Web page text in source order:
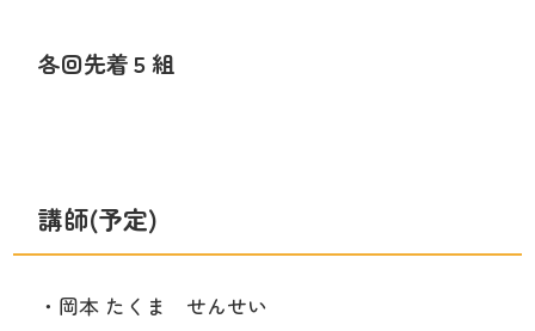
各回先着５組
講師(予定)
・岡本 たくま せんせい